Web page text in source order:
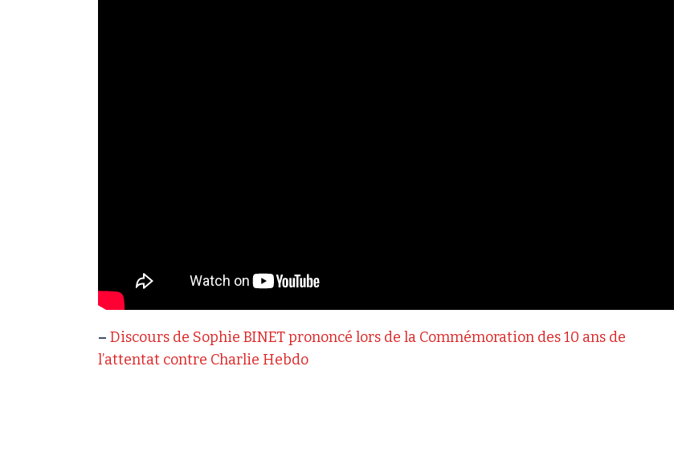
– Discours de Sophie BINET prononcé lors de la Commémoration des 10 ans de
l’attentat contre Charlie Hebdo